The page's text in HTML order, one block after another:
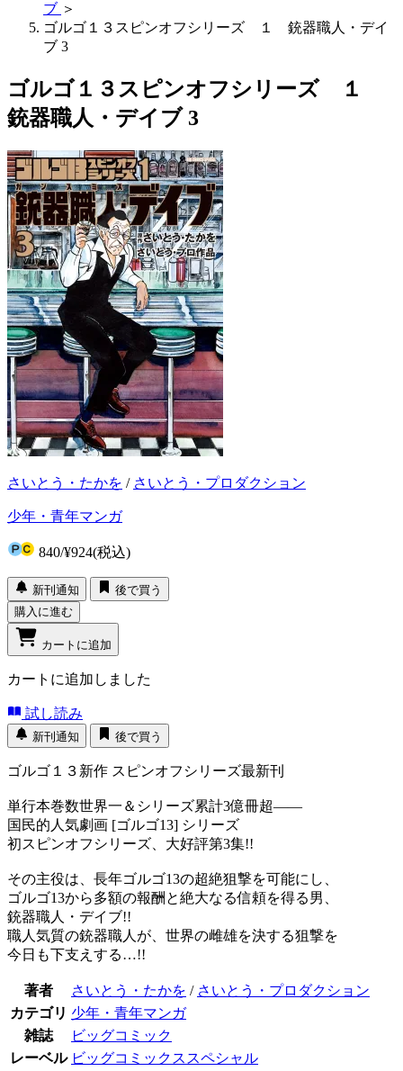
ブ ＞
ゴルゴ１３スピンオフシリーズ １ 銃器職人・デイ
ブ 3
ゴルゴ１３スピンオフシリーズ １
銃器職人・デイブ 3
さいとう・たかを / さいとう・プロダクション
少年・青年マンガ
840/¥924(税込)
新刊通知
後で買う
購入に進む
カートに追加
カートに追加しました
試し読み
新刊通知 後で買う
ゴルゴ１３新作 スピンオフシリーズ最新刊
単行本巻数世界一＆シリーズ累計3億冊超――
国民的人気劇画 [ゴルゴ13] シリーズ
初スピンオフシリーズ、大好評第3集!!
その主役は、長年ゴルゴ13の超絶狙撃を可能にし、
ゴルゴ13から多額の報酬と絶大なる信頼を得る男、
銃器職人・デイブ!!
職人気質の銃器職人が、世界の雌雄を決する狙撃を
今日も下支えする…!!
著者 さいとう・たかを / さいとう・プロダクション
カテゴリ 少年・青年マンガ
雑誌
ビッグコミック
レーベル ビッグコミックススペシャル